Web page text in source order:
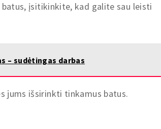
įsitikinkite, kad galite sau leisti
– sudėtingas darbas
jums išsirinkti tinkamus batus.